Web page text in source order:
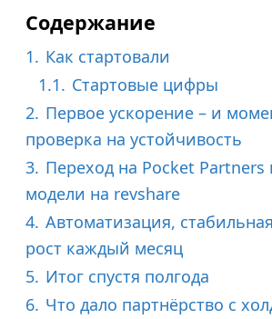
Содержание
1. Как стартовали
1.1. Стартовые цифры
2. Первое ускорение – и
проверка на устойчивость
3. Переход на Pocket Partners
модели на revshare
4. Автоматизация,
рост каждый месяц
5. Итог спустя полгода
6. Что дало партнёрство с